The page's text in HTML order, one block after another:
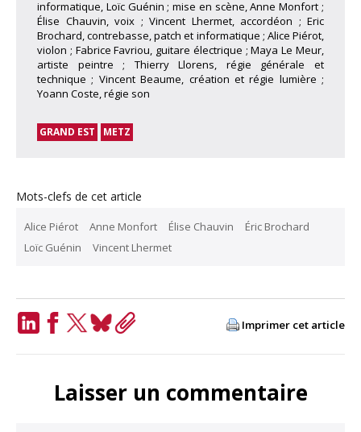
informatique, Loïc Guénin ; mise en scène, Anne Monfort ;
Élise Chauvin, voix ; Vincent Lhermet, accordéon ; Eric
Brochard, contrebasse, patch et informatique ; Alice Piérot,
violon ; Fabrice Favriou, guitare électrique ; Maya Le Meur,
artiste peintre ; Thierry Llorens, régie générale et
technique ; Vincent Beaume, création et régie lumière ;
Yoann Coste, régie son
GRAND EST METZ
Mots-clefs de cet article
Alice Piérot Anne Monfort Élise Chauvin
Éric Brochard
Loïc Guénin
Vincent Lhermet
Imprimer cet article
Laisser un commentaire